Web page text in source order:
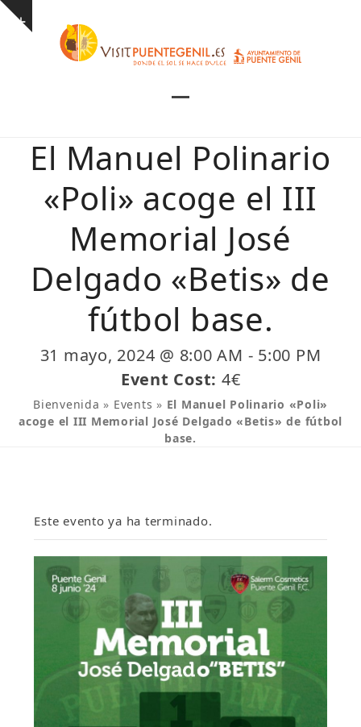
Skip
Show
mobile
menu
mobile
menu
El Manuel Polinario
«Poli» acoge el III
Memorial José
Delgado «Betis» de
fútbol base.
31 mayo, 2024 @ 8:00 AM - 5:00 PM
Event Cost: 4€
Bienvenida » Events » El Manuel Polinario «Poli»
acoge el III Memorial José Delgado «Betis» de fútbol
base.
Este evento ya ha terminado.